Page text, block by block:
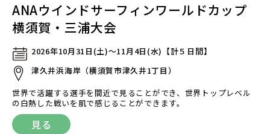
ANAウインドサーフィンワールドカップ
横須賀・三浦大会
2026年10月31日(土)～11月4日(水)【計５日間】
津久井浜海岸（横須賀市津久井1丁目）
世界で活躍する選手を間近で見ることができ、世界トップレベル
の白熱した戦いを肌で感じることができます。
見る